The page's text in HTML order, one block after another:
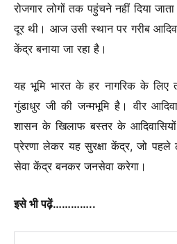
रोजगार लोगों तक पहुंचने नहीं दिया
दूर थी। आज उसी स्थान पर गरीब
केंद्र बनाया जा रहा है।
यह भूमि भारत के हर नागरिक के लिए
गुंडाधुर जी की जन्मभूमि है। वीर
शासन के खिलाफ बस्तर के
प्रेरणा लेकर यह सुरक्षा केंद्र, जो पहले
सेवा केंद्र बनकर जनसेवा करेगा।
इसे भी पढ़ें…………..